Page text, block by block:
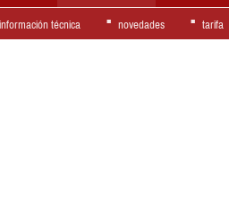
información técnica novedades tarifa